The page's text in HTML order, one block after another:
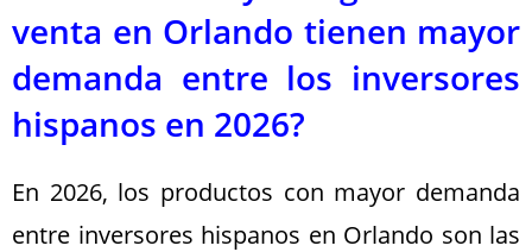
venta en Orlando tienen mayor
demanda entre los inversores
hispanos en 2026?
En 2026, los productos con mayor demanda
entre inversores hispanos en Orlando son las